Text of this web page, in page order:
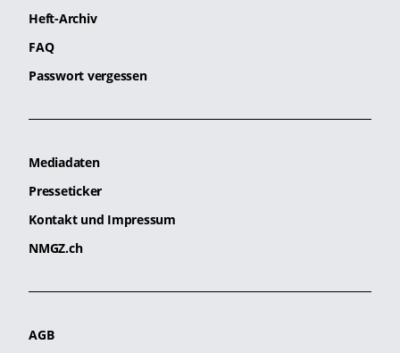
Heft-Archiv
FAQ
Passwort vergessen
Mediadaten
Presseticker
Kontakt und Impressum
NMGZ.ch
AGB